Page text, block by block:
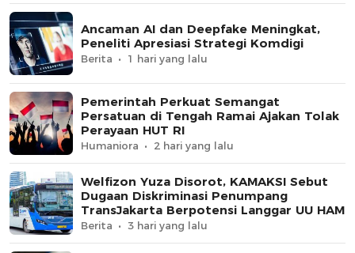
Ancaman AI dan Deepfake Meningkat,
Peneliti Apresiasi Strategi Komdigi
Berita 1 hari yang lalu
Pemerintah Perkuat Semangat
Persatuan di Tengah Ramai Ajakan Tolak
Perayaan HUT RI
Humaniora 2 hari yang lalu
Welfizon Yuza Disorot, KAMAKSI Sebut
Dugaan Diskriminasi Penumpang
TransJakarta Berpotensi Langgar UU HAM
Berita 3 hari yang lalu